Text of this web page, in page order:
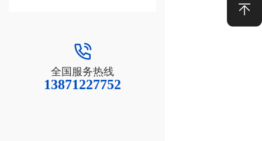
全国服务热线
13871227752